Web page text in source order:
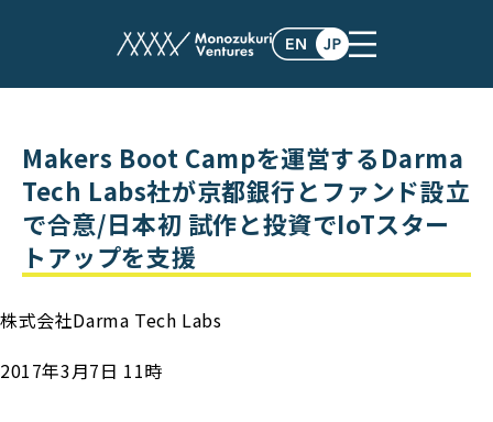
post
Makers Boot Campを運営するDarma
Tech Labs社が京都銀行とファンド設立
で合意/日本初 試作と投資でIoTスター
トアップを支援
株式会社Darma Tech Labs
2017年3月7日 11時